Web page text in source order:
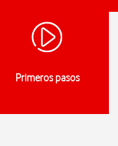
Primeros pasos